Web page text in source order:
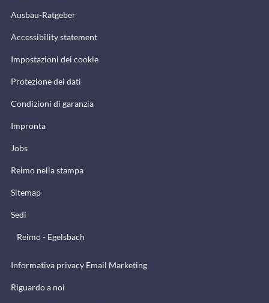
Ausbau-Ratgeber
Accessibility statement
Impostazioni dei cookie
Protezione dei dati
Condizioni di garanzia
Impronta
Jobs
Reimo nella stampa
Sitemap
Sedi
Reimo - Egelsbach
Informativa privacy Email Marketing
Riguardo a noi